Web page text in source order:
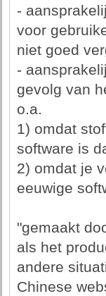
-
voor
niet goed
-
gevolg van
o.a.
1) omdat
software is
2) omdat je
eeuwige
"gemaakt
als het
andere
Chinese